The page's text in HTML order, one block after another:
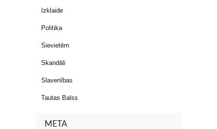
Izklaide
Politika
Sievietēm
Skandāli
Slavenības
Tautas Balss
META